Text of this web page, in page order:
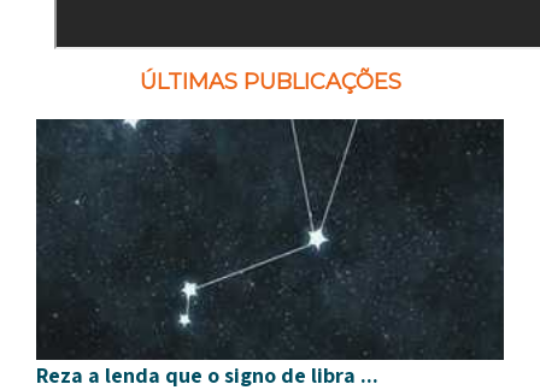
ÚLTIMAS PUBLICAÇÕES
Reza a lenda que o signo de libra ...